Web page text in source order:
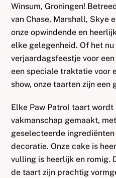
Winsum, Groningen!
van Chase, Marshall, Skye
onze opwindende en
elke gelegenheid. Of het
verjaardagsfeestje voor
een speciale traktatie voor
show, onze taarten zijn een
Elke Paw Patrol taart
vakmanschap gemaakt,
geselecteerde
decoratie. Onze cake is
vulling is heerlijk en romig.
de taart zijn prachtig